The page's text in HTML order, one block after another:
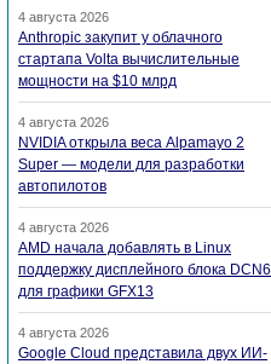
4 августа 2026
Anthropic закупит у облачного
стартапа Volta вычислительные
мощности на $10 млрд
4 августа 2026
NVIDIA открыла веса Alpamayo 2
Super — модели для разработки
автопилотов
4 августа 2026
AMD начала добавлять в Linux
поддержку дисплейного блока DCN6
для графики GFX13
4 августа 2026
Google Cloud представила двух ИИ-